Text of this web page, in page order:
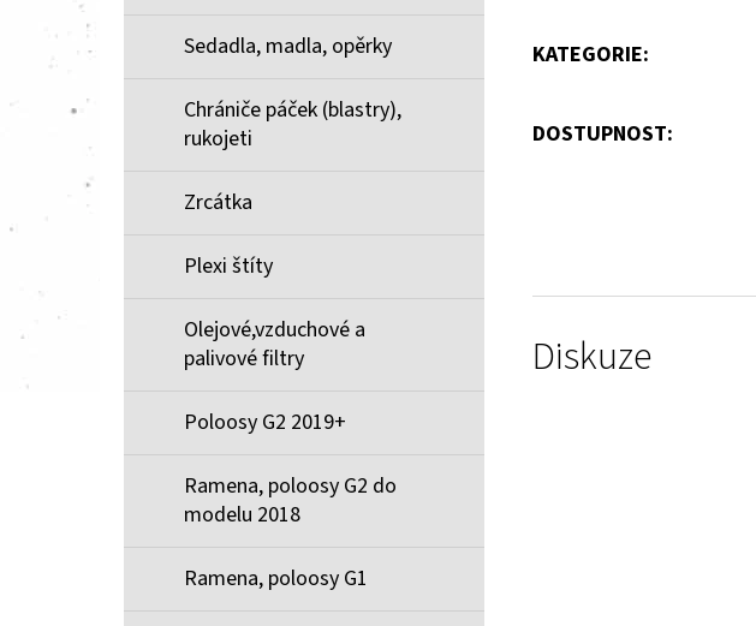
Sedadla, madla, opěrky
Chrániče páček (blastry),
rukojeti
Zrcátka
Plexi štíty
Olejové,vzduchové a
palivové filtry
Poloosy G2 2019+
Ramena, poloosy G2 do
modelu 2018
Ramena, poloosy G1
KATEGORIE:
DOSTUPNOST:
Diskuze